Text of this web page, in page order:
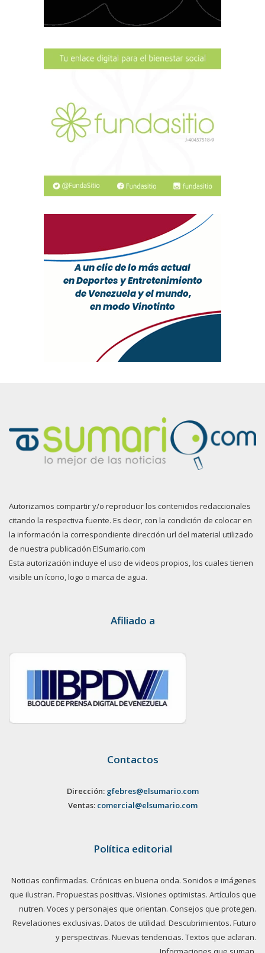
Autorizamos compartir y/o reproducir los contenidos redaccionales
citando la respectiva fuente. Es decir, con la condición de colocar en
la información la correspondiente dirección url del material utilizado
de nuestra publicación ElSumario.com
Esta autorización incluye el uso de videos propios, los cuales tienen
visible un ícono, logo o marca de agua.
Afiliado a
Contactos
Dirección: gfebres@elsumario.com
Ventas: comercial@elsumario.com
Política editorial
Noticias confirmadas. Crónicas en buena onda. Sonidos e imágenes
que ilustran. Propuestas positivas. Visiones optimistas. Artículos que
nutren. Voces y personajes que orientan. Consejos que protegen.
Revelaciones exclusivas. Datos de utilidad. Descubrimientos. Futuro
y perspectivas. Nuevas tendencias. Textos que aclaran.